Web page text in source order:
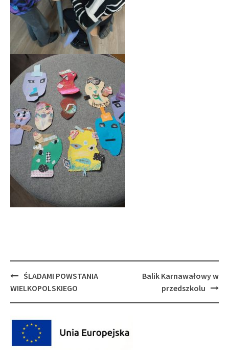
Post
navigation
ŚLADAMI POWSTANIA
WIELKOPOLSKIEGO
Balik Karnawałowy w
przedszkolu